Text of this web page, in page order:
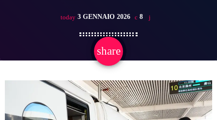
today 3 GENNAIO 2026 8
share
email